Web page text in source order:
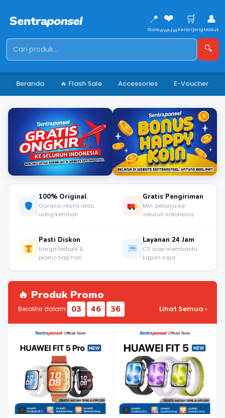
📍
Store
❤️
Wishlist
🛒
Keranjang
👤
Masuk
🔍
Beranda 🔥 Flash Sale Accessories E-Voucher
100% Original
Garansi resmi atau
uang kembali
Gratis Pengiriman
Min. belanja ke
seluruh Indonesia
Pasti Diskon
Harga terbaik &
promo tiap hari
Layanan 24 Jam
CS siap membantu
kapan saja
🔥 Produk Promo
Berakhir dalam: 03 : 46 : 35 Lihat Semua ›